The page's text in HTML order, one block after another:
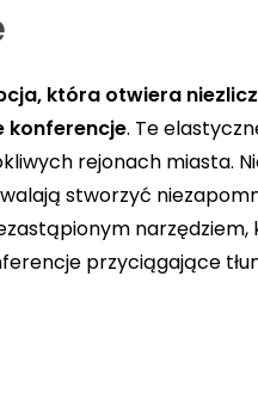
która otwiera
konferencje. Te
rejonach miasta.
stworzyć
przyciągające